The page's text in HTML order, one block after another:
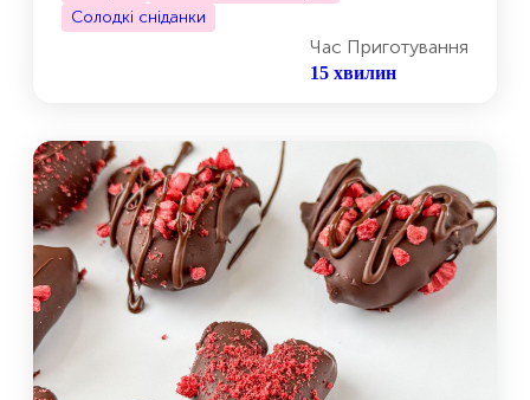
Солодкі сніданки
Час Приготування
15 хвилин